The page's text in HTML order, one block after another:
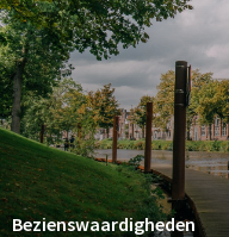
Bezienswaardigheden